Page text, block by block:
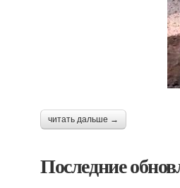
читать дальше →
Последние